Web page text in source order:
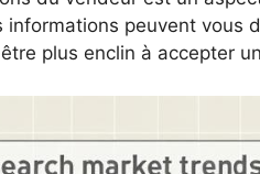
informations peuvent vous
plus enclin à accepter